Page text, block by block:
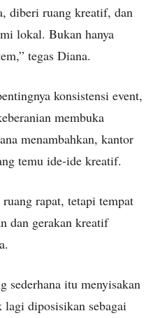
diberi ruang kreatif, dan
lokal. Bukan hanya
tegas Diana.
konsistensi event,
membuka
menambahkan, kantor
temu ide-ide kreatif.
rapat, tetapi tempat
dan gerakan kreatif
sederhana itu menyisakan
lagi diposisikan sebagai